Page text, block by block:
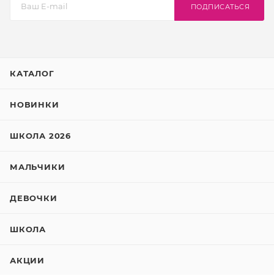
ПОДПИСАТЬСЯ
КАТАЛОГ
НОВИНКИ
ШКОЛА 2026
МАЛЬЧИКИ
ДЕВОЧКИ
ШКОЛА
АКЦИИ